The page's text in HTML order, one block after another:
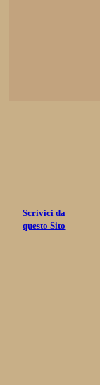
Scrivici da
questo Sito